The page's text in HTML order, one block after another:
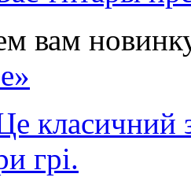
вам
класичний
грі.